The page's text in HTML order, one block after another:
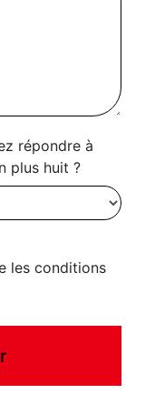
répondre à
plus huit ?
les conditions